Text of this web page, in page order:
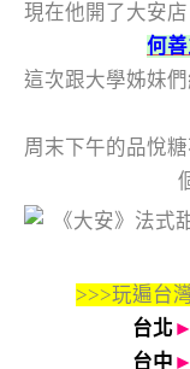
現在他開了大安
何
這次跟大學姊妹
周末下午的品悅
>>>玩遍台
台北 ►
台中 ►